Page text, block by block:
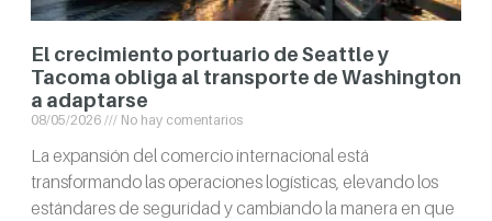
El crecimiento portuario de Seattle y
Tacoma obliga al transporte de Washington
a adaptarse
08/05/2026 No hay comentarios
La expansión del comercio internacional está
transformando las operaciones logísticas, elevando los
estándares de seguridad y cambiando la manera en que